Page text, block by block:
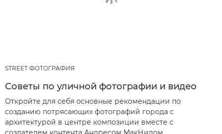
STREET ФОТОГРАФИЯ
Советы по уличной фотографии и видео
Откройте для себя основные рекомендации по
созданию потрясающих фотографий города с
архитектурой в центре композиции вместе с